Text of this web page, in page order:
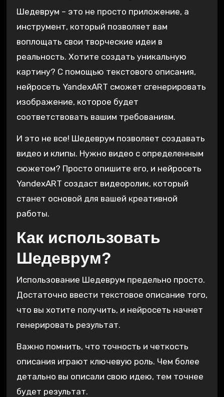
Шедеврум – это не просто приложение, а
инструмент, который позволяет вам
воплощать свои творческие идеи в
реальность. Хотите создать уникальную
картину? С помощью текстового описания,
нейросеть YandexART сможет сгенерировать
изображение, которое будет
соответствовать вашим требованиям.
И это не все! Шедеврум позволяет создавать
видео и клипы. Нужно видео с определенным
сюжетом? Просто опишите его, и нейросеть
YandexART создаст видеоролик, который
станет основой для вашей креативной
работы.
Как использовать
Шедеврум?
Использование Шедеврум предельно просто.
Достаточно ввести текстовое описание того,
что вы хотите получить, и нейросеть начнет
генерировать результат.
Важно помнить, что точность и четкость
описания играют ключевую роль. Чем более
детально вы описали свою идею, тем точнее
будет результат.